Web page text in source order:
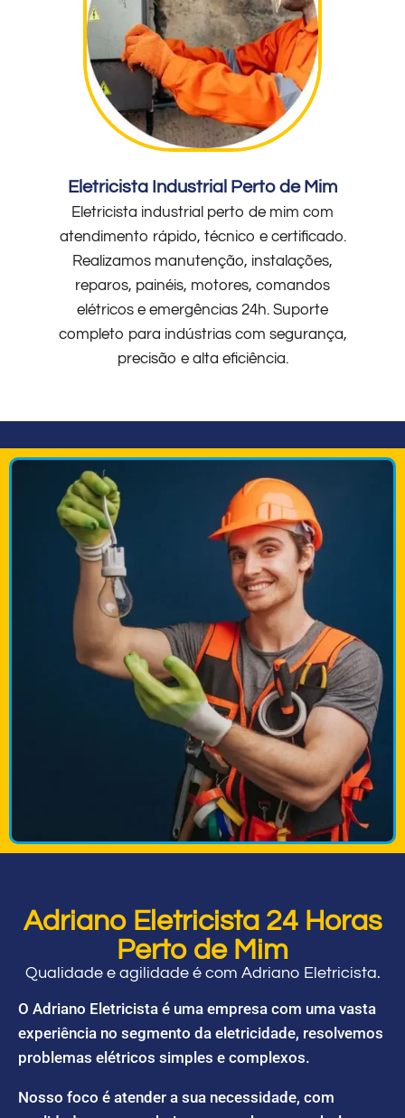
Eletricista Industrial Perto de Mim
Eletricista industrial perto de mim com
atendimento rápido, técnico e certificado.
Realizamos manutenção, instalações,
reparos, painéis, motores, comandos
elétricos e emergências 24h. Suporte
completo para indústrias com segurança,
precisão e alta eficiência.
Adriano Eletricista 24 Horas
Perto de Mim
Qualidade e agilidade é com Adriano Eletricista.
O Adriano Eletricista é uma empresa com uma vasta
experiência no segmento da eletricidade, resolvemos
problemas elétricos simples e complexos.
Nosso foco é atender a sua necessidade, com